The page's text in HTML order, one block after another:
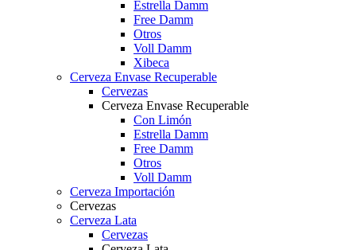
Estrella Damm
Free Damm
Otros
Voll Damm
Xibeca
Cerveza Envase Recuperable
Cervezas
Cerveza Envase Recuperable
Con Limón
Estrella Damm
Free Damm
Otros
Voll Damm
Cerveza Importación
Cervezas
Cerveza Lata
Cervezas